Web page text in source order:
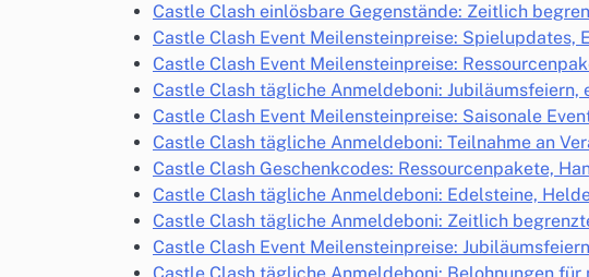
Castle Clash einlösbare Gegenstände: Zeitlich
Castle Clash Event Meilensteinpreise: Spielupdates,
Castle Clash Event Meilensteinpreise:
Castle Clash tägliche Anmeldeboni: Jubiläumsfeiern,
Castle Clash Event Meilensteinpreise: Saisonale
Castle Clash tägliche Anmeldeboni: Teilnahme an
Castle Clash Geschenkcodes: Ressourcenpakete,
Castle Clash tägliche Anmeldeboni: Edelsteine,
Castle Clash tägliche Anmeldeboni: Zeitlich
Castle Clash Event Meilensteinpreise: